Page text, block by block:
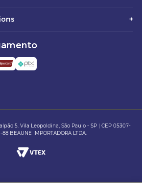
+
5. Vila Leopoldina, São Paulo - SP | CEP 05307-
BEAUNE IMPORTADORA LTDA.